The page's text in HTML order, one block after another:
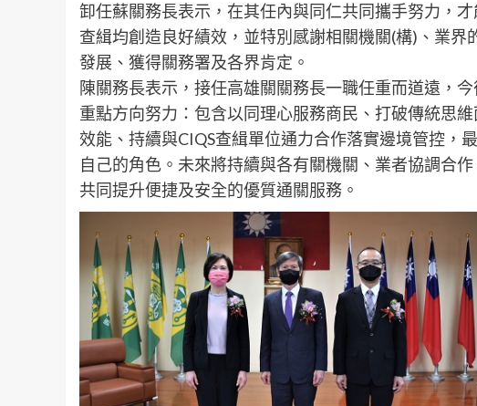
卸任蘇關務長表示，在其任內與同仁共同攜手努力，
查緝均創造良好績效，並特別感謝相關機關(構)、業
發展、獲得關務署及各界肯定。
陳關務長表示，接任高雄關關務長一職任重而道遠，
重點方向努力：包含以同理心服務商民、打破傳統思
效能、持續與CIQS查緝單位通力合作落實邊境管控，
自己的角色。未來將持續與各有關機關、業者協調合
共同提升便捷及安全的優質通關服務。